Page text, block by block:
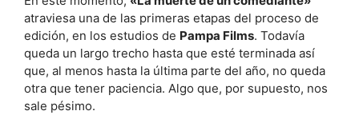
atraviesa una de las primeras etapas del proceso de
edición, en los estudios de Pampa Films. Todavía
queda un largo trecho hasta que esté terminada así
que, al menos hasta la última parte del año, no queda
otra que tener paciencia. Algo que, por supuesto, nos
sale pésimo.